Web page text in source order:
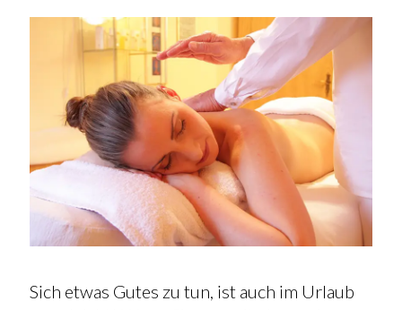
Sich etwas Gutes zu tun, ist auch im Urlaub